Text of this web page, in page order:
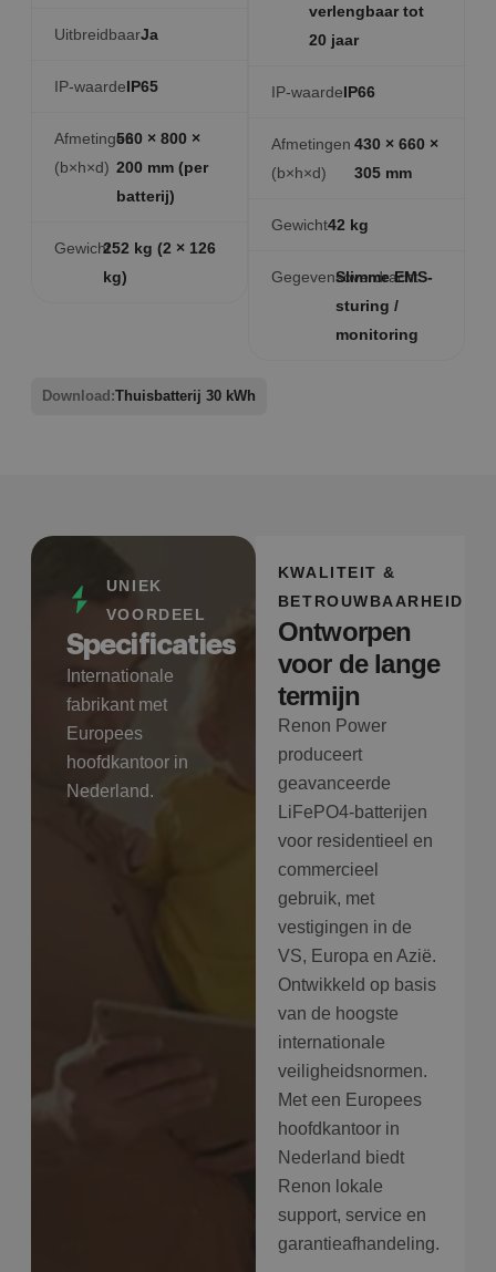
UitbreidbaarJa
IP-waardeIP65
Afmetingen
(b×h×d)
560 × 800 ×
200 mm (per
batterij)
Gewicht252 kg (2 × 126
kg)
verlengbaar tot
20 jaar
IP-waardeIP66
Afmetingen
(b×h×d)
430 × 660 ×
305 mm
Gewicht42 kg
Gegevensoverdracht
Slimme EMS-
sturing /
monitoring
Download:Thuisbatterij 30 kWh
UNIEK
VOORDEEL
Specificaties
Internationale
fabrikant met
Europees
hoofdkantoor in
Nederland.
KWALITEIT &
BETROUWBAARHEID
Ontworpen
voor de lange
termijn
Renon Power
produceert
geavanceerde
LiFePO4-batterijen
voor residentieel en
commercieel
gebruik, met
vestigingen in de
VS, Europa en Azië.
Ontwikkeld op basis
van de hoogste
internationale
veiligheidsnormen.
Met een Europees
hoofdkantoor in
Nederland biedt
Renon lokale
support, service en
garantieafhandeling.